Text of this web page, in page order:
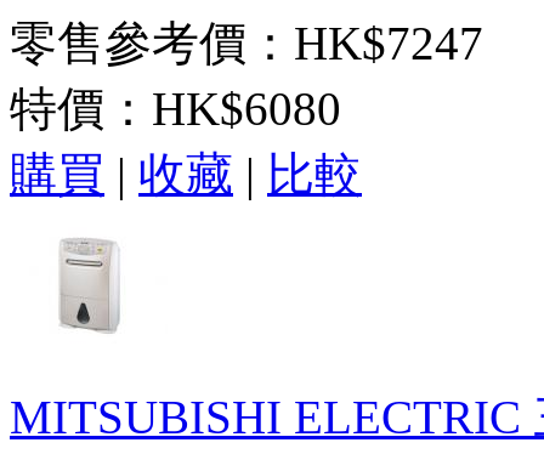
零售參考價：HK$7247
特價： HK$6080
購買 | 收藏 | 比較
MITSUBISHI